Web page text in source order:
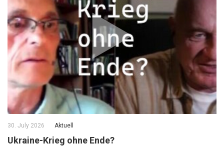
30. July 2026 Aktuell
Ukraine-Krieg ohne Ende?